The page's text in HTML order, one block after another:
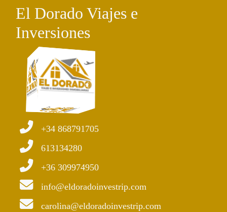
El Dorado Viajes e
Inversiones
+34 868791705
613134280
+36 309974950
info@eldoradoinvestrip.com
carolina@eldoradoinvestrip.com